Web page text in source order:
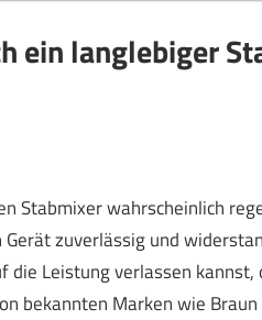
ein langlebiger
Stabmixer wahrscheinlich
zuverlässig und
die Leistung verlassen
bekannten Marken wie